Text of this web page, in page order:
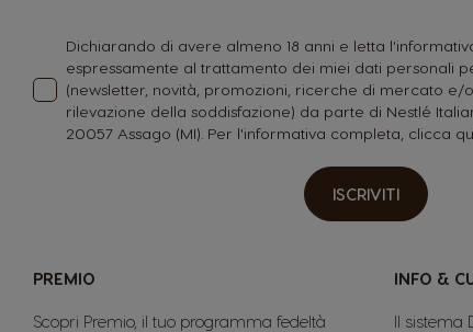
Dichiarando di avere almeno 18 anni e letta
espressamente al trattamento dei miei dati personali
(newsletter, novità, promozioni, ricerche di mercato e/
rilevazione della soddisfazione) da parte di Nestlé
20057 Assago (MI). Per l'informativa completa, clicca
ISCRIVITI
PREMIO
Scopri Premio, il tuo programma fedeltà
INFO &
Il sistema